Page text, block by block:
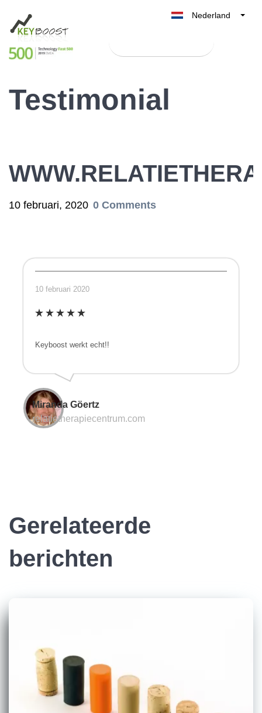
Nederland
België
Testimonial
10 februari, 2020 0 Comments
10 februari 2020
Keyboost werkt echt!!
Miranda Göertz
relatietherapiecentrum.com
Gerelateerde
berichten